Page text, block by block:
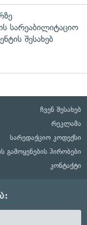
სარეაბილიტაციო
შესახებ
ჩვენ შესახებ
რეკლამა
სარედაქციო კოდექსი
გამოყენების პირობები
კონტაქტი